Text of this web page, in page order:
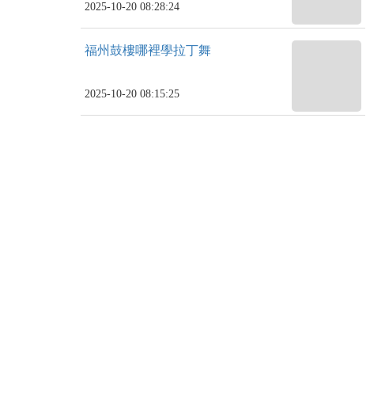
2025-10-20 08:28:24
福州鼓樓哪裡學拉丁舞
2025-10-20 08:15:25